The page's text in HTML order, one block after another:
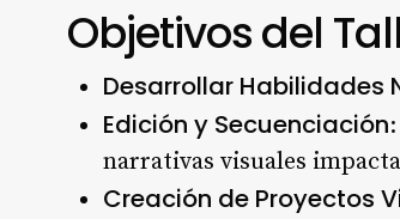
Objetivos del
Desarrollar Habilidades
Edición y Secuenciación
narrativas visuales
Creación de Proyectos